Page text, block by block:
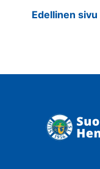
LisääEdellinen sivu